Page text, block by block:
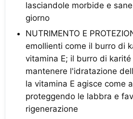
lasciandole morbide e
giorno
NUTRIMENTO E
emollienti come il burro di
vitamina E; il burro di
mantenere l'idratazione
la vitamina E agisce come
proteggendo le labbra e
rigenerazione